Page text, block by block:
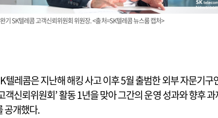
기 SK텔레콤 고객신뢰위원회 위원장. <출처=SK텔레콤 뉴스룸 캡처>
텔레콤은 지난해 해킹 사고 이후 5월 출범한 외부 자문기구
객신뢰위원회’ 활동 1년을 맞아 그간의 운영 성과와 향후 과
공개했다.